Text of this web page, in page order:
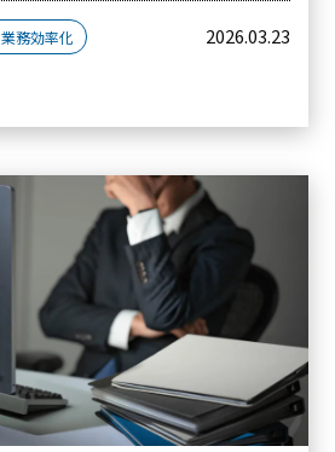
業務効率化 2026.03.23